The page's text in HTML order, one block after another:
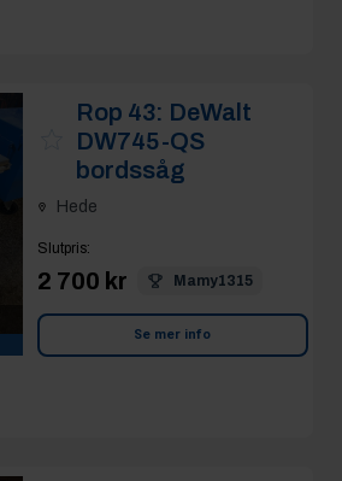
Rop 43: DeWalt
DW745-QS
bordssåg
Hede
Slutpris:
2 700 kr Mamy1315
Se mer info